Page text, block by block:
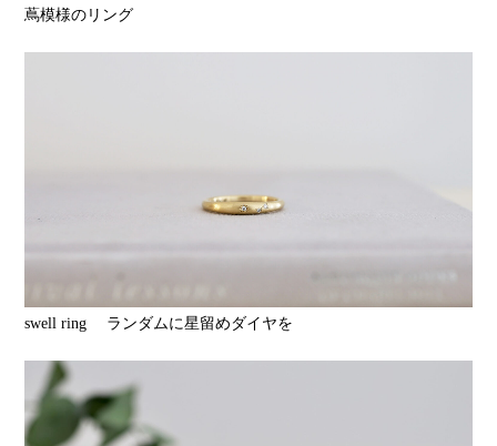
蔦模様のリング
swell ring ランダムに星留めダイヤを